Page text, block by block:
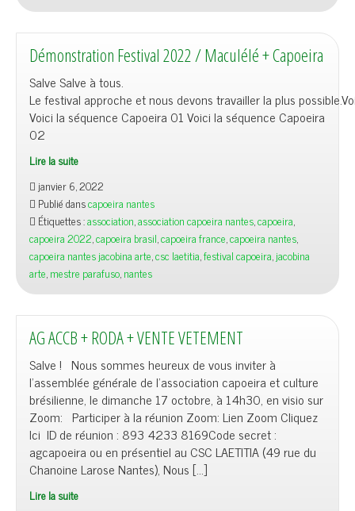
Démonstration Festival 2022 / Maculélé + Capoeira
Salve Salve à tous.
Le festival approche et nous devons travailler la plus
Voici la séquence Capoeira 01 Voici la séquence Capoeira
02
Lire la suite
janvier 6, 2022
Publié danscapoeira nantes
Étiquettes :association,association capoeira nantes,capoeira,
capoeira 2022,capoeira brasil,capoeira france,capoeira nantes,
capoeira nantes jacobina arte,csc laetitia,festival capoeira,jacobina
arte,mestre parafuso,nantes
AG ACCB + RODA + VENTE VETEMENT
Salve ! Nous sommes heureux de vous inviter à
l’assemblée générale de l’association capoeira et culture
brésilienne, le dimanche 17 octobre, à 14h30, en visio sur
Zoom: Participer à la réunion Zoom: Lien Zoom Cliquez
Ici ID de réunion : 893 4233 8169Code secret :
agcapoeira ou en présentiel au CSC LAETITIA (49 rue du
Chanoine Larose Nantes), Nous […]
Lire la suite